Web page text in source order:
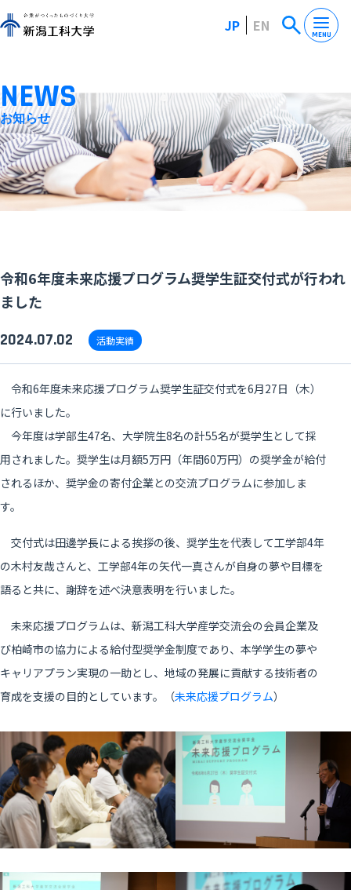
JP EN MENU
NEWS
お知らせ
令和6年度未来応援プログラム奨学生証交付式が行われ
ました
2024.07.02
活動実績
令和6年度未来応援プログラム奨学生証交付式を6月27日（木）
に行いました。
今年度は学部生47名、大学院生8名の計55名が奨学生として採
用されました。奨学生は月額5万円（年間60万円）の奨学金が給付
されるほか、奨学金の寄付企業との交流プログラムに参加しま
す。
交付式は田邊学長による挨拶の後、奨学生を代表して工学部4年
の木村友哉さんと、工学部4年の矢代一真さんが自身の夢や目標を
語ると共に、謝辞を述べ決意表明を行いました。
未来応援プログラムは、新潟工科大学産学交流会の会員企業及
び柏崎市の協力による給付型奨学金制度であり、本学学生の夢や
キャリアプラン実現の一助とし、地域の発展に貢献する技術者の
育成を支援の目的としています。（未来応援プログラム）